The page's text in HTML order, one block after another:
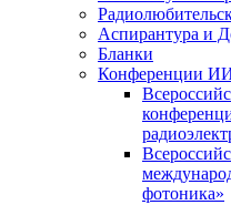
Аспирантура и
Бланки
Конференции
фотоника»